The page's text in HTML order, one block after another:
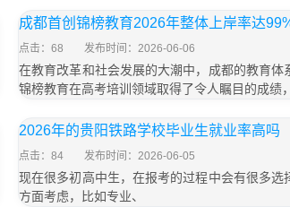
成都首创锦榜教育2026年整体上岸率达
点击：68 发布时间：2026-06-06
在教育改革和社会发展的大潮中，成都的教育
锦榜教育在高考培训领域取得了令人瞩目的成绩
2026年的贵阳铁路学校毕业生就业率高吗
点击：84 发布时间：2026-06-05
现在很多初高中生，在报考的过程中会有很多
方面考虑，比如专业、